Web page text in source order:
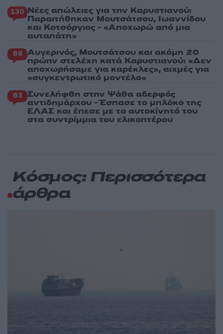
130 Νέες απώλειες για την Καρυστιανού:
Παραιτήθηκαν Μουτσάτσου, Ιωαννίδου
και Κοτσόργιος - «Αποχωρώ από μια
αυταπάτη»
68 Αυγερινός, Μουτσάτσου και ακόμη 20
πρώην στελέχη κατά Καρυστιανού: «Δεν
αποχωρήσαμε για καρέκλες», αιχμές για
«συγκεντρωτικό μοντέλο»
63 Συνελήφθη στην Ψάθα αδερφός
αντιδημάρχου - Έσπασε το μπλόκο της
ΕΛΑΣ και έπεσε με το αυτοκίνητό του
στα συντρίμμια του ελικοπτέρου
Κόσμος: Περισσότερα
άρθρα